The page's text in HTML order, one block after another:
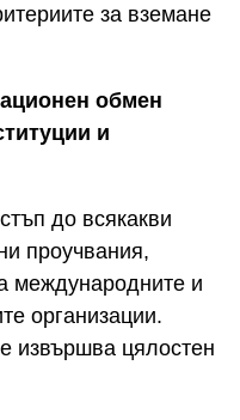
за вземане
обмен
и
до всякакви
проучвания,
международните и
организации.
извършва цялостен